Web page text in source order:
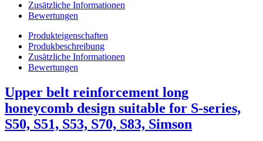
Zusätzliche Informationen
Bewertungen
Produkteigenschaften
Produkbeschreibung
Zusätzliche Informationen
Bewertungen
Upper belt reinforcement long
honeycomb design suitable for S-series,
S50, S51, S53, S70, S83, Simson